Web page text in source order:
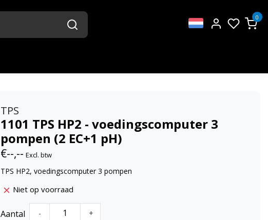
0
TPS
1101 TPS HP2 - voedingscomputer 3
pompen (2 EC+1 pH)
€--,-- Excl. btw
TPS HP2, voedingscomputer 3 pompen
Niet op voorraad
Aantal - +